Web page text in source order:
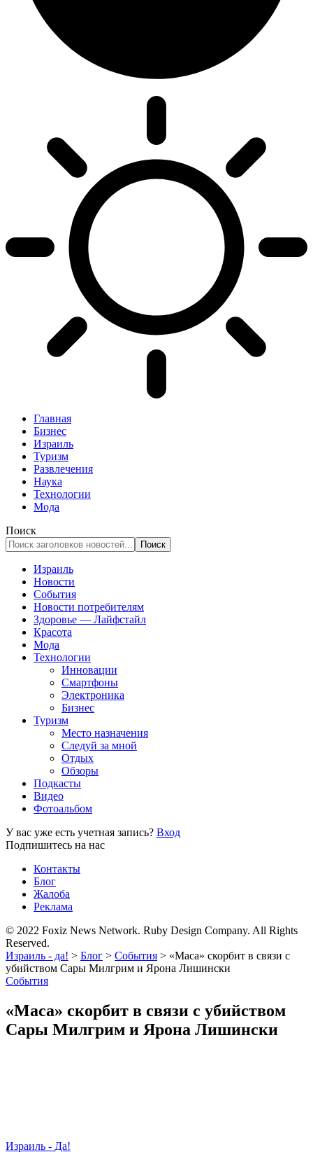
Главная
Бизнес
Израиль
Туризм
Развлечения
Наука
Технологии
Мода
Поиск
Израиль
Новости
События
Новости потребителям
Здоровье — Лайфстайл
Красота
Мода
Технологии
Инновации
Смартфоны
Электроника
Бизнес
Туризм
Место назначения
Следуй за мной
Отдых
Обзоры
Подкасты
Видео
Фотоальбом
У вас уже есть учетная запись? Вход
Подпишитесь на нас
Контакты
Блог
Жалоба
Реклама
© 2022 Foxiz News Network. Ruby Design Company. All Rights
Reserved.
Израиль - да! > Блог > События > «Маса» скорбит в связи с
убийством Сары Милгрим и Ярона Лишински
События
«Маса» скорбит в связи с убийством
Сары Милгрим и Ярона Лишински
Израиль - Да!